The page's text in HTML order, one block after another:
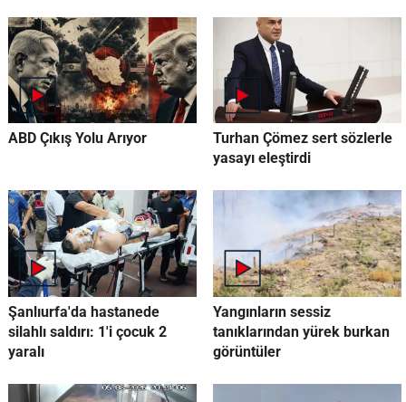
ABD Çıkış Yolu Arıyor
Turhan Çömez sert sözlerle
yasayı eleştirdi
Şanlıurfa'da hastanede
silahlı saldırı: 1'i çocuk 2
yaralı
Yangınların sessiz
tanıklarından yürek burkan
görüntüler